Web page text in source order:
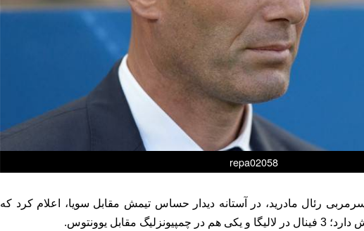
repa02058
سرمربی رئال مادرید، در آستانه دیدار حساس تیمش مقابل سویا، اعلام کرد که